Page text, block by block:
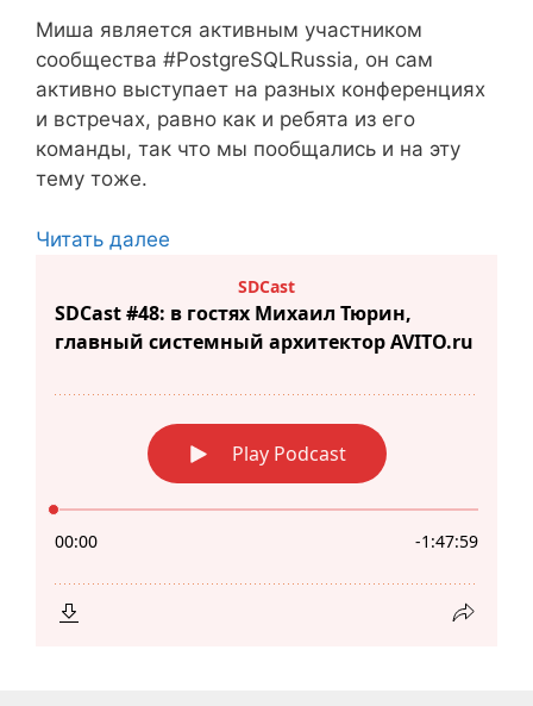
Миша является активным участником
сообщества #PostgreSQLRussia, он сам
активно выступает на разных конференциях
и встречах, равно как и ребята из его
команды, так что мы пообщались и на эту
тему тоже.
Читать далее